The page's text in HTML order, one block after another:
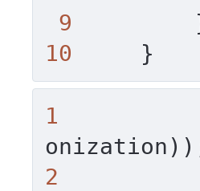
9
10 }
1
2